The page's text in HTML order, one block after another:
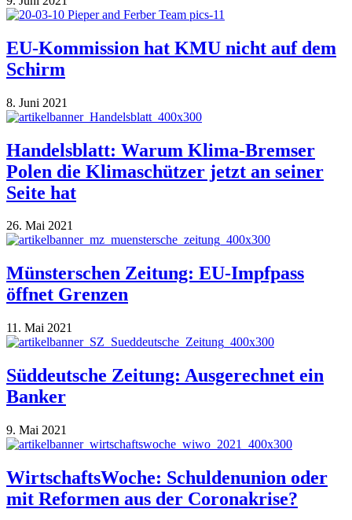
EU-Kommission hat KMU nicht auf dem
Schirm
8. Juni 2021
Handelsblatt: Warum Klima-Bremser
Polen die Klimaschützer jetzt an seiner
Seite hat
26. Mai 2021
Münsterschen Zeitung: EU-Impfpass
öffnet Grenzen
11. Mai 2021
Süddeutsche Zeitung: Ausgerechnet ein
Banker
9. Mai 2021
WirtschaftsWoche: Schuldenunion oder
mit Reformen aus der Coronakrise?